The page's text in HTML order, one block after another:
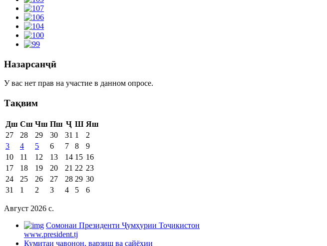
Назарсанҷӣ
У вас нет прав на участие в данном опросе.
Тақвим
Дш Сш Чш Пш Ҷ Ш Яш
27
28 29 30 31 1
2
3
4 5 6 7 8
9
10
11 12 13 14 15 16
17
18 19 20 21 22 23
24
25 26 27 28 29 30
31
1 2 3 4 5 6
Август 2026 c.
Cомонаи Президенти Ҷумҳурии Тоҷикистон
www.president.tj
Кумитаи ҷавонон, варзиш ва сайёҳии